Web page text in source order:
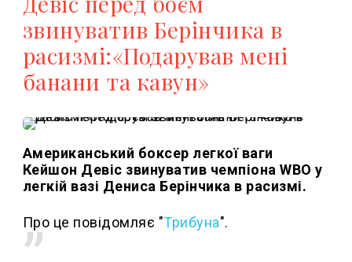
звинуватив Берінчика в
расизмі:«Подарував мені
банани та кавун»
Американський боксер легкої ваги
Кейшон Девіс звинуватив чемпіона WBO у
легкій вазі Дениса Берінчика в расизмі.
Про це повідомляє "Трибуна".